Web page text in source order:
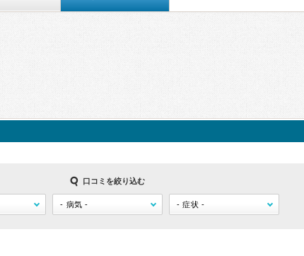
口コミを絞り込む